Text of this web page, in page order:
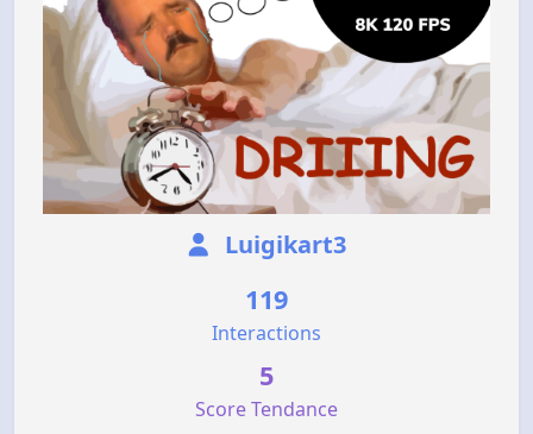
Luigikart3
119
Interactions
5
Score Tendance